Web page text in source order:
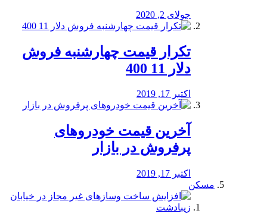
جولای 2, 2020
تکرار قیمت چهارشنبه فروش
دلار 11 400
اکتبر 17, 2019
آخرین قیمت خودرو‌های
پرفروش در بازار
اکتبر 17, 2019
مسکن